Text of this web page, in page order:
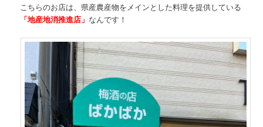
こちらのお店は、県産農産物をメインとした料理を提供している
「地産地消推進店」 なんです！